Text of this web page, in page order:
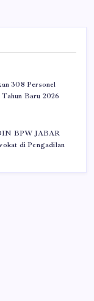
308 Personel
Baru 2026
BPW JABAR
di Pengadilan